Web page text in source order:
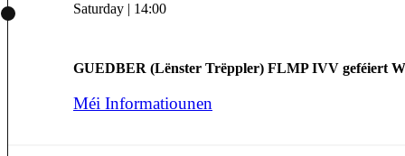
Saturday | 14:00
GUEDBER (Lënster Trëppler) FLMP IVV geféiert
Méi Informatiounen